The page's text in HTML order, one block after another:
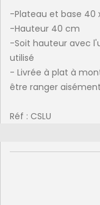
-Plateau et base 40
-Hauteur 40 cm
-Soit hauteur avec
utilisé
- Livrée à plat à
être ranger
Réf : CSLU